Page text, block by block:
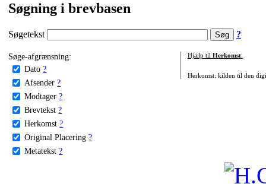
Søgning i brevbasen
Søgetekst ?
Søge-afgrænsning:
Dato ?
Afsender ?
Modtager ?
Brevtekst ?
Herkomst ?
Original Placering ?
Metatekst ?
Hjælp til Herkomst:
Herkomst: kilden til den